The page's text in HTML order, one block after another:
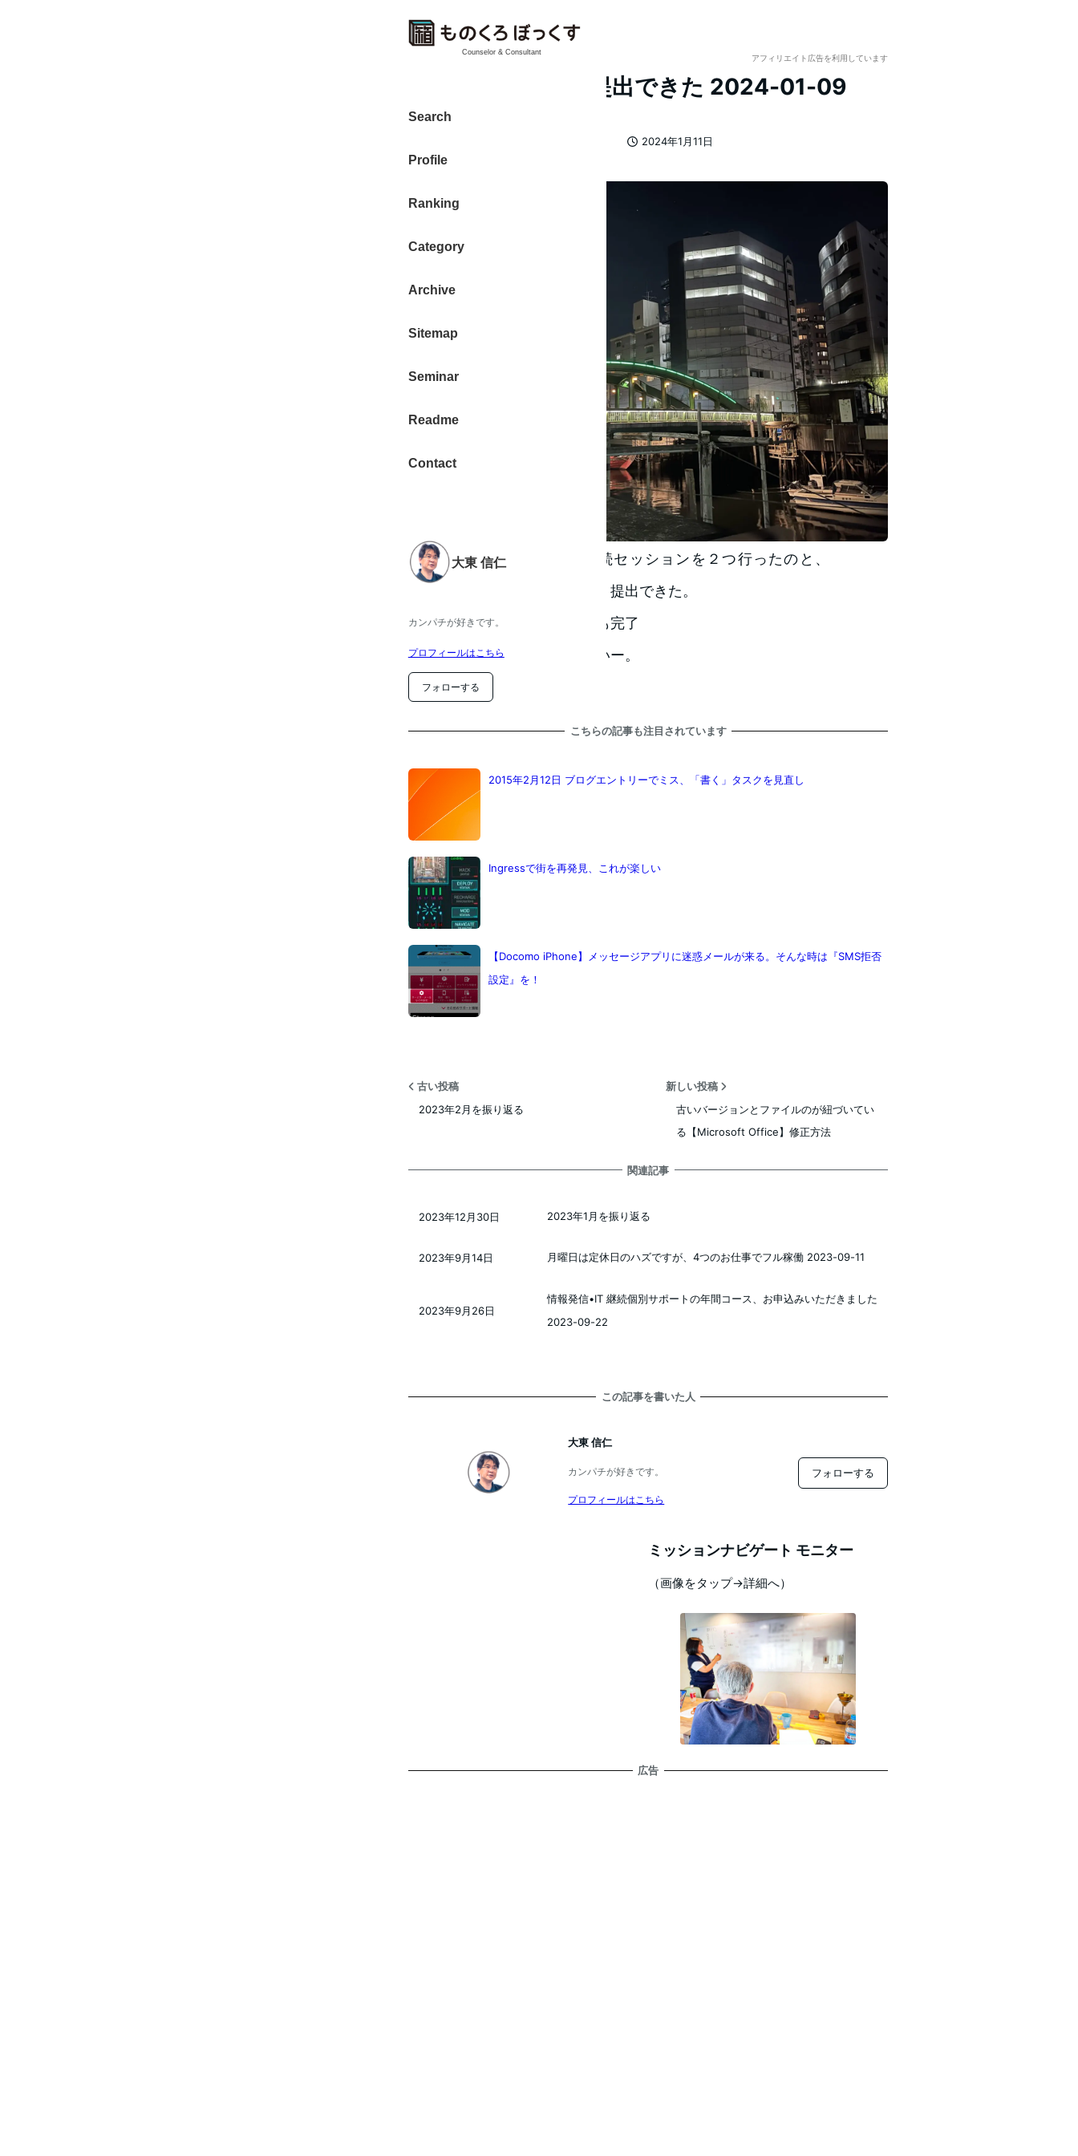
Counselor & Consultant
Search
Profile
Ranking
Category
Archive
Sitemap
Seminar
Readme
Contact
大東 信仁
カンパチが好きです。
プロフィールはこちら
フォローする
アフィリエイト広告を利用しています
年末調整の書類を提出できた 2024-01-09
2024年1月11日
WEBコンサルティングの継続セッションを２つ行ったのと、
年末調整の書類作成が完了し、提出できた。
そして、源泉徴収の税金納付も完了
年始のタスクがこなせて嬉しいー。
こちらの記事も注目されています
2015年2月12日 ブログエントリーでミス、「書く」タスクを見直し
Ingressで街を再発見、これが楽しい
【Docomo iPhone】メッセージアプリに迷惑メールが来る。そんな時は『SMS拒否
設定』を！
古い投稿
2023年2月を振り返る
新しい投稿
古いバージョンとファイルのが紐づいてい
る【Microsoft Office】修正方法
関連記事
2023年1月を振り返る
2023年12月30日
月曜日は定休日のハズですが、4つのお仕事でフル稼働 2023-09-11
2023年9月14日
情報発信•IT 継続個別サポートの年間コース、お申込みいただきました
2023-09-22
2023年9月26日
この記事を書いた人
大東 信仁
カンパチが好きです。
プロフィールはこちら
フォローする
ミッションナビゲート モニター
（画像をタップ→詳細へ）
広告